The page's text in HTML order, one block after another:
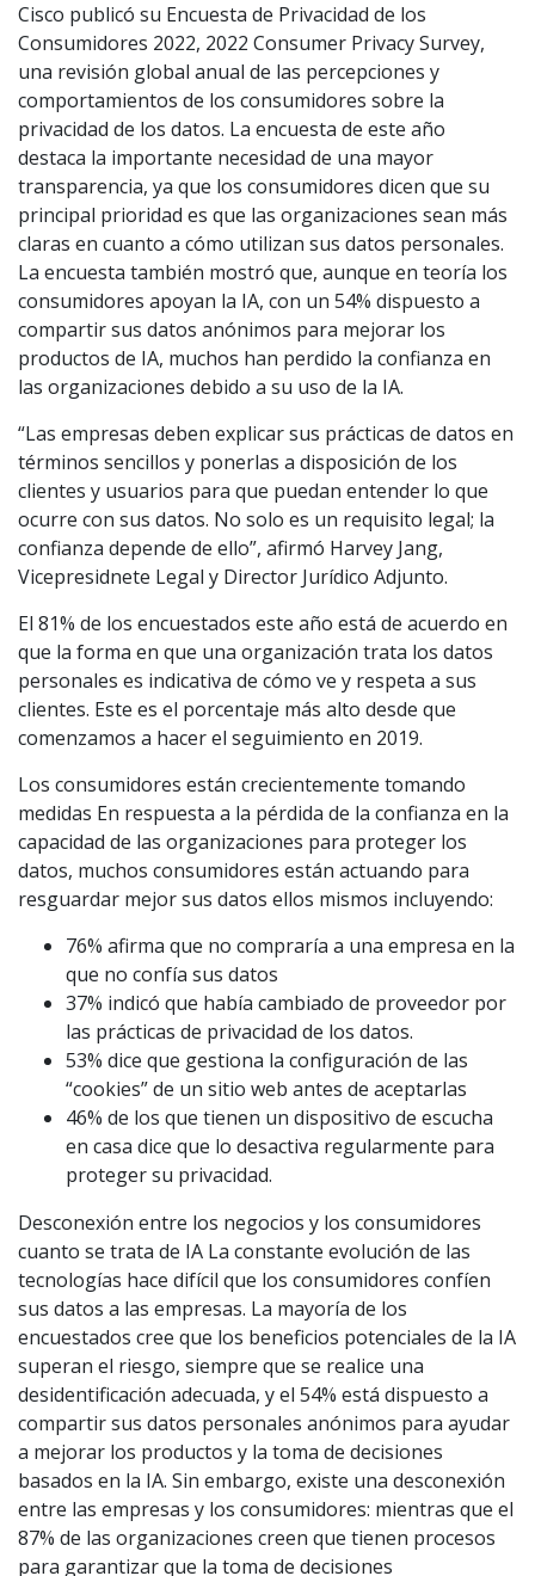
Cisco publicó su Encuesta de Privacidad de los
Consumidores 2022, 2022 Consumer Privacy Survey,
una revisión global anual de las percepciones y
comportamientos de los consumidores sobre la
privacidad de los datos. La encuesta de este año
destaca la importante necesidad de una mayor
transparencia, ya que los consumidores dicen que su
principal prioridad es que las organizaciones sean más
claras en cuanto a cómo utilizan sus datos personales.
La encuesta también mostró que, aunque en teoría los
consumidores apoyan la IA, con un 54% dispuesto a
compartir sus datos anónimos para mejorar los
productos de IA, muchos han perdido la confianza en
las organizaciones debido a su uso de la IA.
“Las empresas deben explicar sus prácticas de datos en
términos sencillos y ponerlas a disposición de los
clientes y usuarios para que puedan entender lo que
ocurre con sus datos. No solo es un requisito legal; la
confianza depende de ello”, afirmó Harvey Jang,
Vicepresidnete Legal y Director Jurídico Adjunto.
El 81% de los encuestados este año está de acuerdo en
que la forma en que una organización trata los datos
personales es indicativa de cómo ve y respeta a sus
clientes. Este es el porcentaje más alto desde que
comenzamos a hacer el seguimiento en 2019.
Los consumidores están crecientemente tomando
medidas En respuesta a la pérdida de la confianza en la
capacidad de las organizaciones para proteger los
datos, muchos consumidores están actuando para
resguardar mejor sus datos ellos mismos incluyendo:
76% afirma que no compraría a una empresa en la
que no confía sus datos
37% indicó que había cambiado de proveedor por
las prácticas de privacidad de los datos.
53% dice que gestiona la configuración de las
“cookies” de un sitio web antes de aceptarlas
46% de los que tienen un dispositivo de escucha
en casa dice que lo desactiva regularmente para
proteger su privacidad.
Desconexión entre los negocios y los consumidores
cuanto se trata de IA La constante evolución de las
tecnologías hace difícil que los consumidores confíen
sus datos a las empresas. La mayoría de los
encuestados cree que los beneficios potenciales de la IA
superan el riesgo, siempre que se realice una
desidentificación adecuada, y el 54% está dispuesto a
compartir sus datos personales anónimos para ayudar
a mejorar los productos y la toma de decisiones
basados en la IA. Sin embargo, existe una desconexión
entre las empresas y los consumidores: mientras que el
87% de las organizaciones creen que tienen procesos
para garantizar que la toma de decisiones